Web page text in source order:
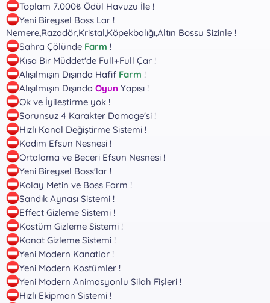
Toplam 7.000₺ Ödül Havuzu İle !
Yeni Bireysel Boss Lar !
Nemere,Razadör,Kristal,Köpekbalığı,Altın Bossu Sizinle !
Sahra Çölünde Farm !
Kısa Bir Müddet'de Full+Full Çar !
Alışılmışın Dışında Hafif Farm !
Alışılmışın Dışında Oyun Yapısı !
Ok ve İyileştirme yok !
Sorunsuz 4 Karakter Damage'si !
Hızlı Kanal Değiştirme Sistemi !
Kadim Efsun Nesnesi !
Ortalama ve Beceri Efsun Nesnesi !
Yeni Bireysel Boss'lar !
Kolay Metin ve Boss Farm !
Sandık Aynası Sistemi !
Effect Gizleme Sistemi !
Kostüm Gizleme Sistemi !
Kanat Gizleme Sistemi !
Yeni Modern Kanatlar !
Yeni Modern Kostümler !
Yeni Modern Animasyonlu Silah Fişleri !
Hızlı Ekipman Sistemi !